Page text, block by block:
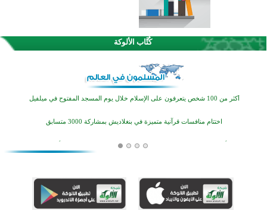
كُتَّاب الألوكة
القرآن والتربية في صدارة البرامج الصيفية للمسلمين في بينزا وساراتوف وموردوفيا هذا العام
اختتام الدورة التاسعة لمسابقة حفظ وتلاوة القرآن الكريم في أزناكاييف
أكثر من 100 شخص يتعرفون على الإسلام خلال يوم المسجد المفتوح في ميلفيل
اختتام منافسات قرآنية متميزة في بنغلاديش بمشاركة 3000 متسابق
منطقة ريبوفسي تحتفل بميلاد مسجد جديد في أجواء إيمانية مميزة